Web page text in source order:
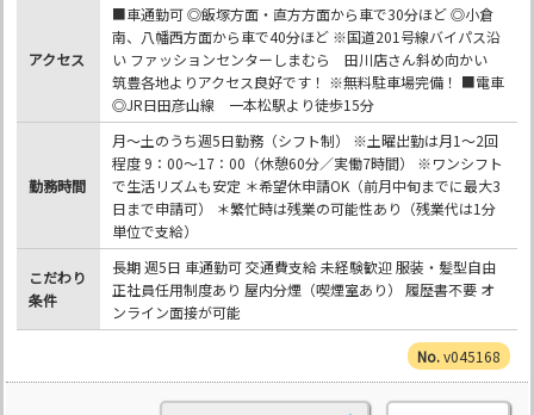
アクセス
■車通勤可 ◎飯塚方面・直方方面から車で30分ほど ◎小倉
南、八幡西方面から車で40分ほど ※国道201号線バイパス沿
い ファッションセンターしまむら 田川店さん斜め向かい
筑豊各地よりアクセス良好です！ ※無料駐車場完備！ ■電車
◎JR日田彦山線 一本松駅より徒歩15分
勤務時間
月～土のうち週5日勤務（シフト制） ※土曜出勤は月1～2回
程度 9：00～17：00（休憩60分／実働7時間） ※ワンシフト
で生活リズムも安定 ＊希望休申請OK（前月中旬までに最大3
日まで申請可） ＊繁忙時は残業の可能性あり（残業代は1分
単位で支給）
こだわり
条件
長期 週5日 車通勤可 交通費支給 未経験歓迎 服装・髪型自由
正社員任用制度あり 屋内分煙（喫煙室あり） 履歴書不要 オ
ンライン面接が可能
v045168